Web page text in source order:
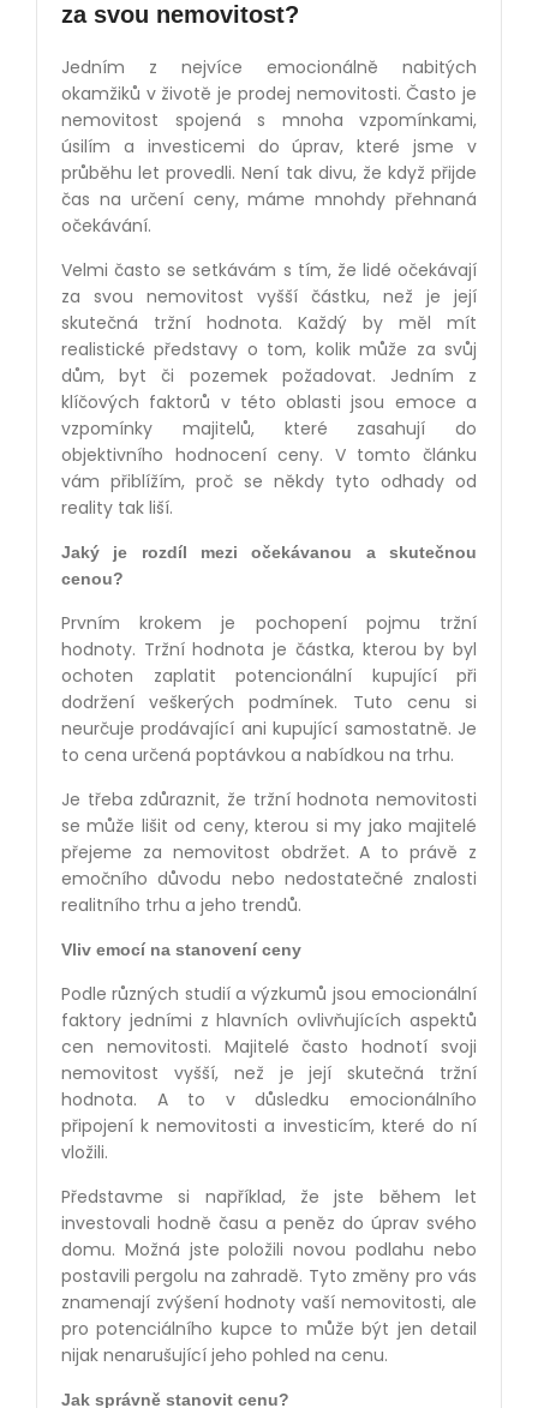
za svou nemovitost?
Jedním z nejvíce emocionálně nabitých
okamžiků v životě je prodej nemovitosti. Často je
nemovitost spojená s mnoha vzpomínkami,
úsilím a investicemi do úprav, které jsme v
průběhu let provedli. Není tak divu, že když přijde
čas na určení ceny, máme mnohdy přehnaná
očekávání.
Velmi často se setkávám s tím, že lidé očekávají
za svou nemovitost vyšší částku, než je její
skutečná tržní hodnota. Každý by měl mít
realistické představy o tom, kolik může za svůj
dům, byt či pozemek požadovat. Jedním z
klíčových faktorů v této oblasti jsou emoce a
vzpomínky majitelů, které zasahují do
objektivního hodnocení ceny. V tomto článku
vám přiblížím, proč se někdy tyto odhady od
reality tak liší.
Jaký je rozdíl mezi očekávanou a skutečnou
cenou?
Prvním krokem je pochopení pojmu tržní
hodnoty. Tržní hodnota je částka, kterou by byl
ochoten zaplatit potencionální kupující při
dodržení veškerých podmínek. Tuto cenu si
neurčuje prodávající ani kupující samostatně. Je
to cena určená poptávkou a nabídkou na trhu.
Je třeba zdůraznit, že tržní hodnota nemovitosti
se může lišit od ceny, kterou si my jako majitelé
přejeme za nemovitost obdržet. A to právě z
emočního důvodu nebo nedostatečné znalosti
realitního trhu a jeho trendů.
Vliv emocí na stanovení ceny
Podle různých studií a výzkumů jsou emocionální
faktory jedními z hlavních ovlivňujících aspektů
cen nemovitosti. Majitelé často hodnotí svoji
nemovitost vyšší, než je její skutečná tržní
hodnota. A to v důsledku emocionálního
připojení k nemovitosti a investicím, které do ní
vložili.
Představme si například, že jste během let
investovali hodně času a peněz do úprav svého
domu. Možná jste položili novou podlahu nebo
postavili pergolu na zahradě. Tyto změny pro vás
znamenají zvýšení hodnoty vaší nemovitosti, ale
pro potenciálního kupce to může být jen detail
nijak nenarušující jeho pohled na cenu.
Jak správně stanovit cenu?